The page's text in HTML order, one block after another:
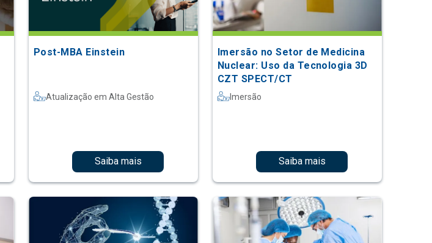
Post-MBA Einstein
Atualização em Alta Gestão
Saiba mais
Imersão no Setor de Medicina
Nuclear: Uso da Tecnologia 3D
CZT SPECT/CT
Imersão
Saiba mais